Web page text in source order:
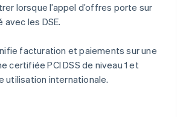
lorsque l’appel d’offres porte sur
avec les DSE.
facturation et paiements sur une
certifiée PCI DSS de niveau 1 et
utilisation internationale.